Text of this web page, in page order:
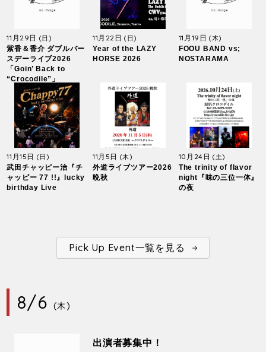
11月29日 (日)
紫香＆香介 ダブルバー
スデーライブ2026
「Goin’ Back to
“Crocodile”」
11月22日(日)
Year of the LAZY
HORSE 2026
11月19日 (木)
FOOU BAND vs;
NOSTARAMA
11月15日 (日)
武田チャッピー治『チ
ャッピー 77 !!』lucky
birthday Live
11月5日 (木)
外道ライブツアー2026
晩秋
10月24日 (土)
The trinity of flavor
night『味の三位一体』
の夜
Pick Up Event一覧を見る
8/6 (木)
出演者募集中！